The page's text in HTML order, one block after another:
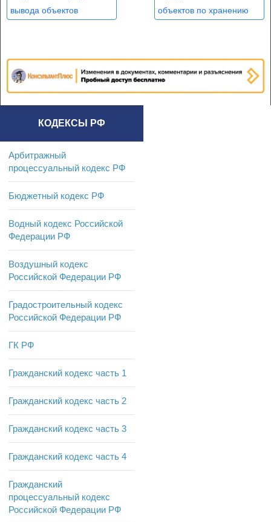
вывода объектов
объектов по хранению
уничтожению
химического оружия>
КОДЕКСЫ РФ
Арбитражный
процессуальный кодекс РФ
Бюджетный кодекс РФ
Водный кодекс Российской
Федерации РФ
Воздушный кодекс
Российской Федерации РФ
Градостроительный кодекс
Российской Федерации РФ
ГК РФ
Гражданский кодекс часть 1
Гражданский кодекс часть 2
Гражданский кодекс часть 3
Гражданский кодекс часть 4
Гражданский
процессуальный кодекс
Российской Федерации РФ